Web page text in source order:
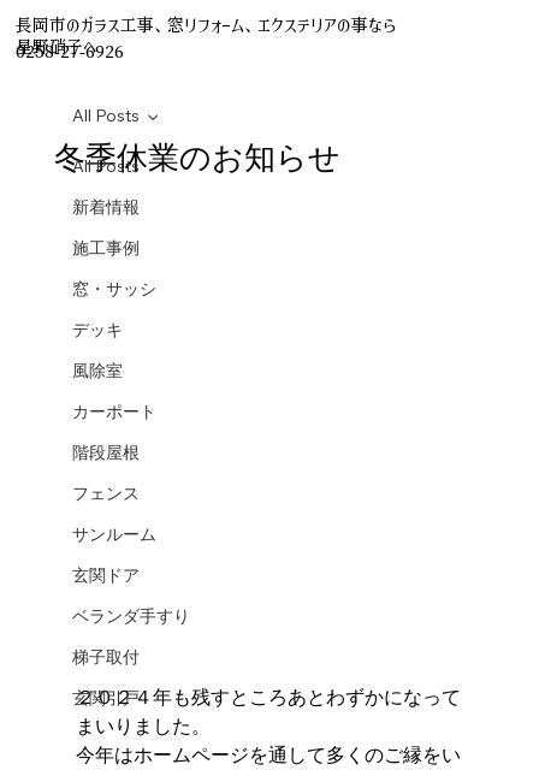
長岡市のガラス工事、窓リフォーム、エクステリアの事なら
星野硝子へ
0258-27-6926
All Posts
新着情報
施工事例
窓・サッシ
デッキ
風除室
カーポート
階段屋根
フェンス
サンルーム
玄関ドア
ベランダ手すり
梯子取付
玄関引戸
All Posts
冬季休業のお知らせ
２０２４年も残すところあとわずかになって
まいりました。
今年はホームページを通して多くのご縁をい